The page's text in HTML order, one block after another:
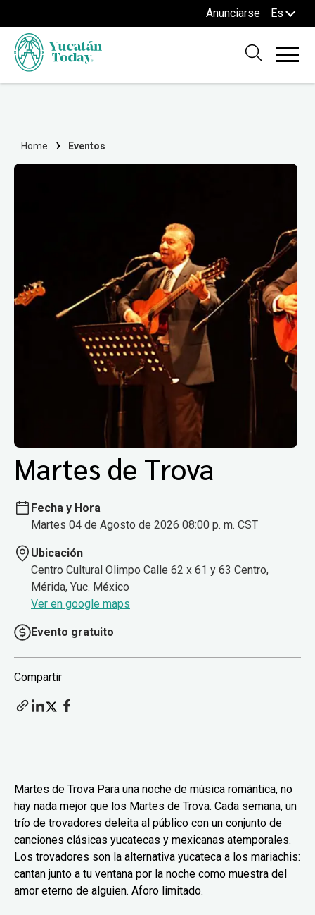
Anunciarse Es
Home Eventos
Martes de Trova
Fecha y Hora
Martes 04 de Agosto de 2026 08:00 p. m. CST
Ubicación
Centro Cultural Olimpo Calle 62 x 61 y 63 Centro,
Mérida, Yuc. México
Ver en google maps
Evento gratuito
Compartir
Martes de Trova Para una noche de música romántica, no
hay nada mejor que los Martes de Trova. Cada semana, un
trío de trovadores deleita al público con un conjunto de
canciones clásicas yucatecas y mexicanas atemporales.
Los trovadores son la alternativa yucateca a los mariachis:
cantan junto a tu ventana por la noche como muestra del
amor eterno de alguien. Aforo limitado.